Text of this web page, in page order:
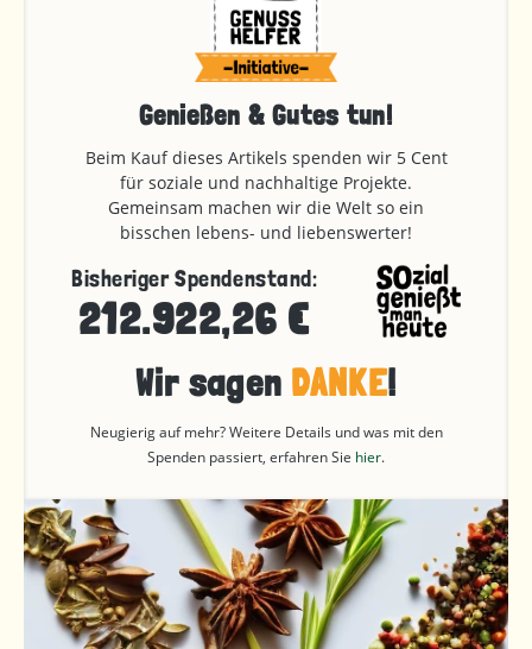
Genießen & Gutes tun!
Beim Kauf dieses Artikels spenden wir 5 Cent
für soziale und nachhaltige Projekte.
Gemeinsam machen wir die Welt so ein
bisschen lebens- und liebenswerter!
Bisheriger Spendenstand:
212.922,26 €
Wir sagen DANKE!
Neugierig auf mehr? Weitere Details und was mit den
Spenden passiert, erfahren Sie hier.